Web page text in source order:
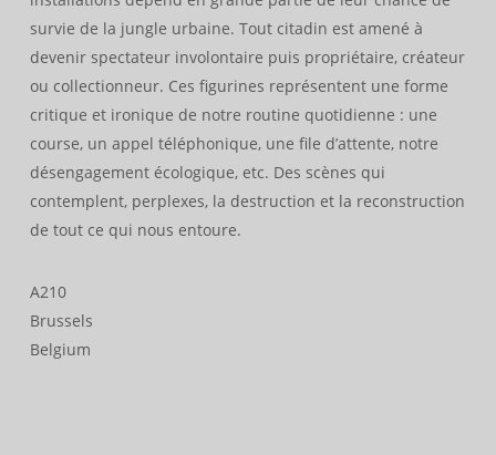
survie de la jungle urbaine. Tout citadin est amené à
devenir spectateur involontaire puis propriétaire, créateur
ou collectionneur. Ces figurines représentent une forme
critique et ironique de notre routine quotidienne : une
course, un appel téléphonique, une file d’attente, notre
désengagement écologique, etc. Des scènes qui
contemplent, perplexes, la destruction et la reconstruction
de tout ce qui nous entoure.
A210
Brussels
Belgium